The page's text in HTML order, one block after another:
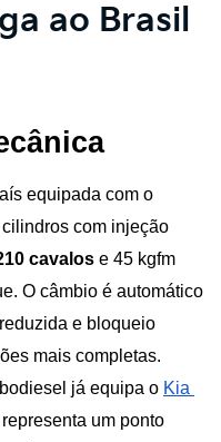
ao Brasil
com injeção
cavalos e 45 kgfm
O câmbio é automático
e bloqueio
mais completas.
já equipa o Kia
um ponto